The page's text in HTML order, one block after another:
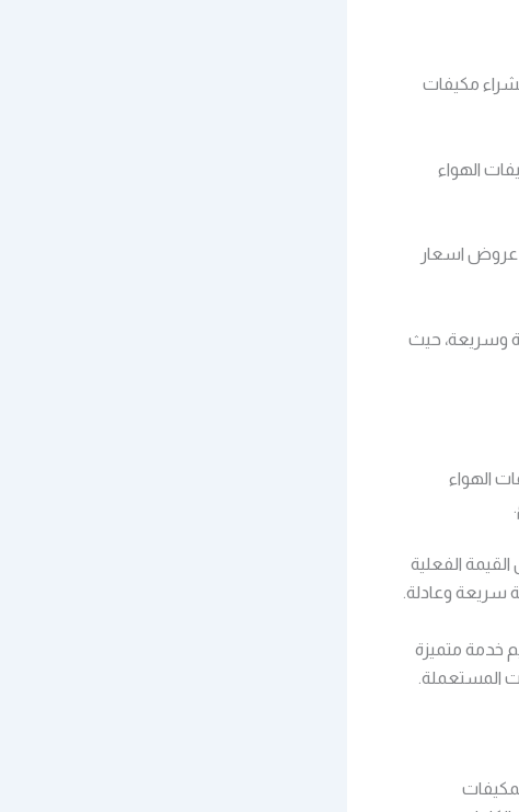
مكيفات
الهواء
عروض اسعار
وسريعة، حيث
الهواء
الفعلية
سريعة وعادلة.
خدمة متميزة
المستعملة.